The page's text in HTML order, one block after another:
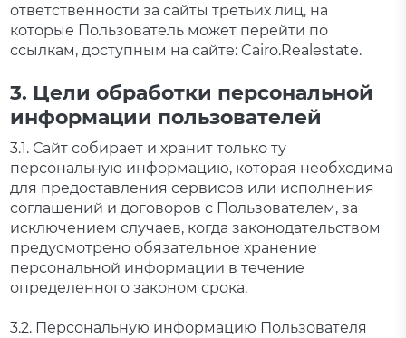
ответственности за сайты третьих лиц, на
которые Пользователь может перейти по
ссылкам, доступным на сайте: Cairo.Realestate.
3. Цели обработки персональной
информации пользователей
3.1. Сайт собирает и хранит только ту
персональную информацию, которая необходима
для предоставления сервисов или исполнения
соглашений и договоров с Пользователем, за
исключением случаев, когда законодательством
предусмотрено обязательное хранение
персональной информации в течение
определенного законом срока.
3.2. Персональную информацию Пользователя